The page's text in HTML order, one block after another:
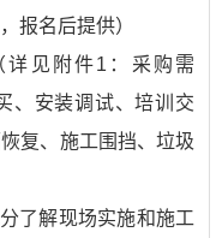
报名后提供）
详见附件1：采购需
、安装调试、培训交
复、施工围挡、垃圾
了解现场实施和施工